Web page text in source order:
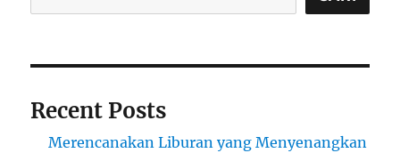
dengan
Besar
Recent Posts
Merencanakan Liburan yang Menyenangkan